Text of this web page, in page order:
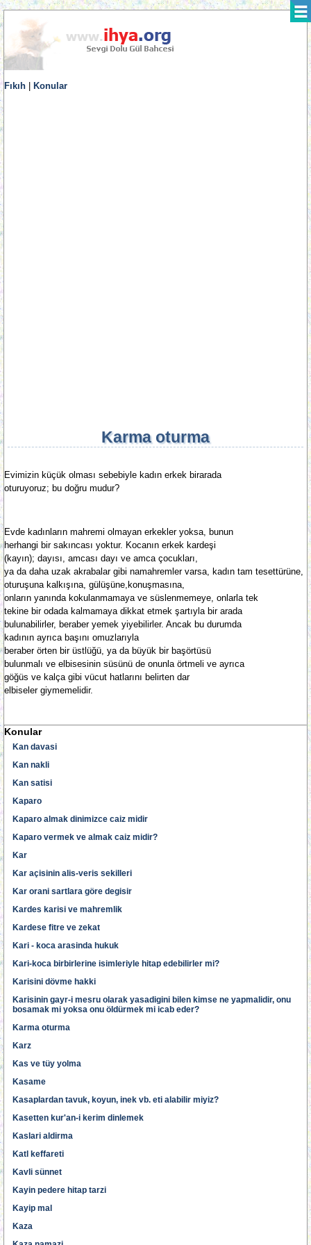
Fıkıh Konular
Karma oturma
Evimizin küçük olması sebebiyle kadın erkek birarada
oturuyoruz; bu doğru mudur?
Evde kadınların mahremi olmayan erkekler yoksa, bunun
herhangi bir sakıncası yoktur. Kocanın erkek kardeşi
(kayın); dayısı, amcası dayı ve amca çocukları,
ya da daha uzak akrabalar gibi namahremler varsa, kadın tam tesettürüne,
oturuşuna kalkışına, gülüşüne,konuşmasına,
onların yanında kokulanmamaya ve süslenmemeye, onlarla tek
tekine bir odada kalmamaya dikkat etmek şartıyla bir arada
bulunabilirler, beraber yemek yiyebilirler. Ancak bu durumda
kadının ayrıca başını omuzlarıyla
beraber örten bir üstlüğü, ya da büyük bir başörtüsü
bulunmalı ve elbisesinin süsünü de onunla örtmeli ve ayrıca
göğüs ve kalça gibi vücut hatlarını belirten dar
elbiseler giymemelidir.
Konular
Kan davasi
Kan nakli
Kan satisi
Kaparo
Kaparo almak dinimizce caiz midir
Kaparo vermek ve almak caiz midir?
Kar
Kar açisinin alis-veris sekilleri
Kar orani sartlara göre degisir
Kardes karisi ve mahremlik
Kardese fitre ve zekat
Kari - koca arasinda hukuk
Kari-koca birbirlerine isimleriyle hitap edebilirler mi?
Karisini dövme hakki
Karisinin gayr-i mesru olarak yasadigini bilen kimse ne yapmalidir, onu
bosamak mi yoksa onu öldürmek mi icab eder?
Karma oturma
Karz
Kas ve tüy yolma
Kasame
Kasaplardan tavuk, koyun, inek vb. eti alabilir miyiz?
Kasetten kur'an-i kerim dinlemek
Kaslari aldirma
Katl keffareti
Kavli sünnet
Kayin pedere hitap tarzi
Kayip mal
Kaza